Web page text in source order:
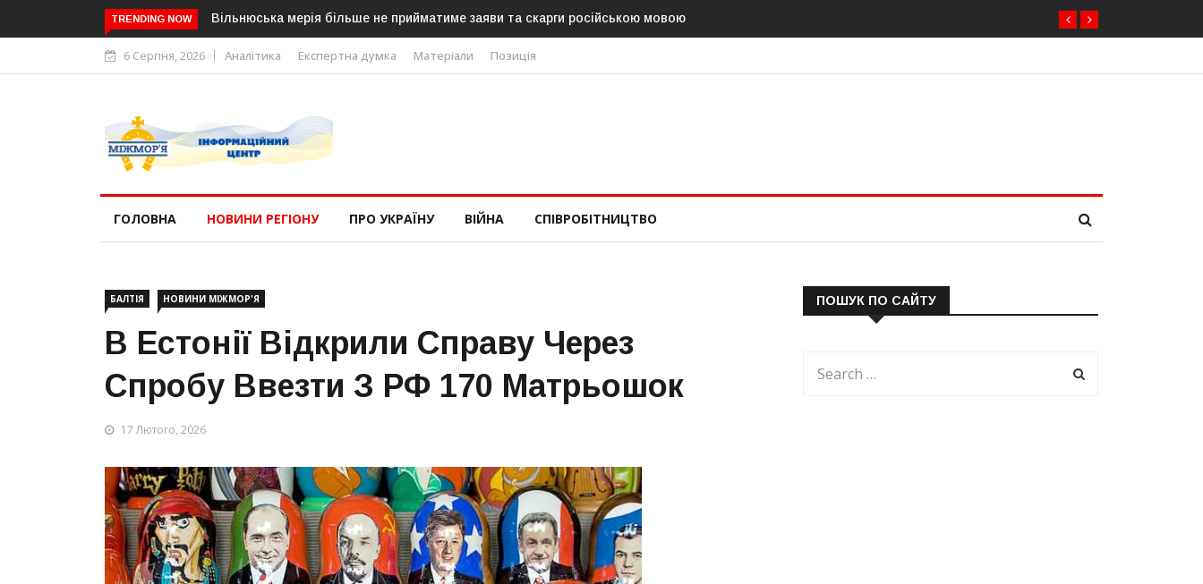
TRENDING NOW Вільнюська мерія більше не прийматиме заяви та скарги російською мовою
6 Серпня, 2026 Аналітика Експертна думка Матеріали Позиція
ГОЛОВНА НОВИНИ РЕГІОНУ ПРО УКРАЇНУ ВІЙНА СПІВРОБІТНИЦТВО
БАЛТІЯ НОВИНИ МІЖМОР'Я
В Естонії Відкрили Справу Через
Спробу Ввезти З РФ 170 Матрьошок
17 Лютого, 2026
ПОШУК ПО САЙТУ